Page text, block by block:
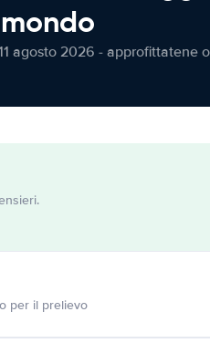
agosto 2026 - approfittatene
per il prelievo